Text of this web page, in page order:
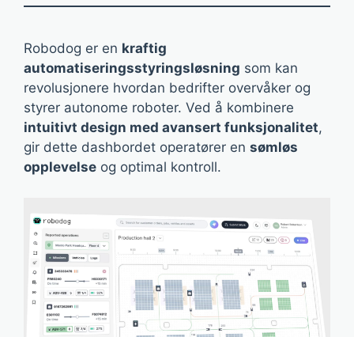
Robodog er en kraftig
automatiseringsstyringsløsning som kan
revolusjonere hvordan bedrifter overvåker og
styrer autonome roboter. Ved å kombinere
intuitivt design med avansert funksjonalitet,
gir dette dashbordet operatører en sømløs
opplevelse og optimal kontroll.